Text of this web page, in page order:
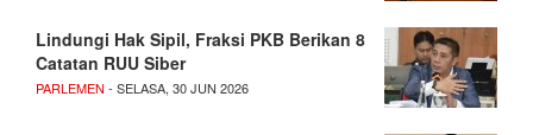
Lindungi Hak Sipil, Fraksi PKB Berikan 8
Catatan RUU Siber
PARLEMEN - SELASA, 30 JUN 2026